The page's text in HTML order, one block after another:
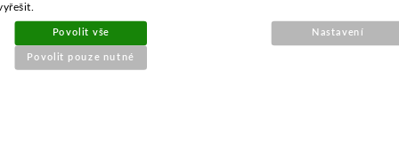
Návod k obsluze najdete ve složce SOUBORY
Podívejte se jak snadno se s ním pracuje a co
umí:
Povolit vše
Povolit pouze nutné
Nastavení